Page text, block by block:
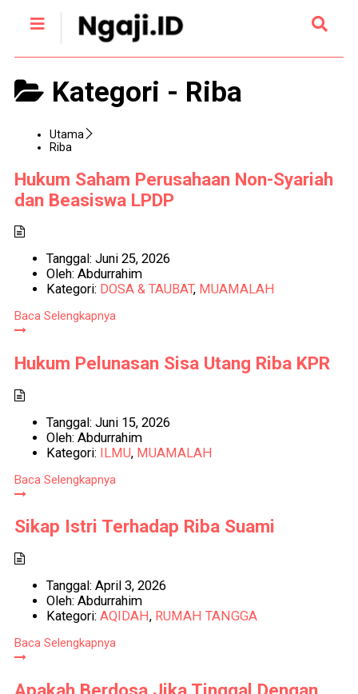
Kategori - Riba
Utama
Riba
Hukum Saham Perusahaan Non-Syariah
dan Beasiswa LPDP
Tanggal: Juni 25, 2026
Oleh: Abdurrahim
Kategori: DOSA & TAUBAT, MUAMALAH
Baca Selengkapnya
Hukum Pelunasan Sisa Utang Riba KPR
Tanggal: Juni 15, 2026
Oleh: Abdurrahim
Kategori: ILMU, MUAMALAH
Baca Selengkapnya
Sikap Istri Terhadap Riba Suami
Tanggal: April 3, 2026
Oleh: Abdurrahim
Kategori: AQIDAH, RUMAH TANGGA
Baca Selengkapnya
Apakah Berdosa Jika Tinggal Dengan